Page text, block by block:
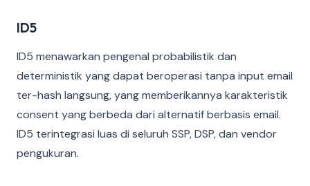
ID5
ID5 menawarkan pengenal probabilistik dan
deterministik yang dapat beroperasi tanpa input email
ter-hash langsung, yang memberikannya karakteristik
consent yang berbeda dari alternatif berbasis email.
ID5 terintegrasi luas di seluruh SSP, DSP, dan vendor
pengukuran.